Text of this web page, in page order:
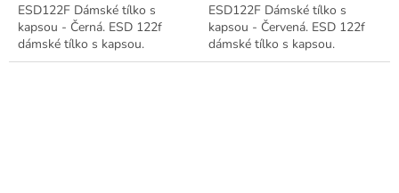
ESD122F Dámské tílko s
kapsou - Černá. ESD 122f
dámské tílko s kapsou.
ESD122F Dámské tílko s
kapsou - Červená. ESD 122f
dámské tílko s kapsou.